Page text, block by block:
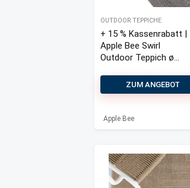
OUTDOOR TEPPICHE
+ 15 % Kassenrabatt |
Apple Bee Swirl
Outdoor Teppich ø
ZUM ANGEBOT
Apple Bee